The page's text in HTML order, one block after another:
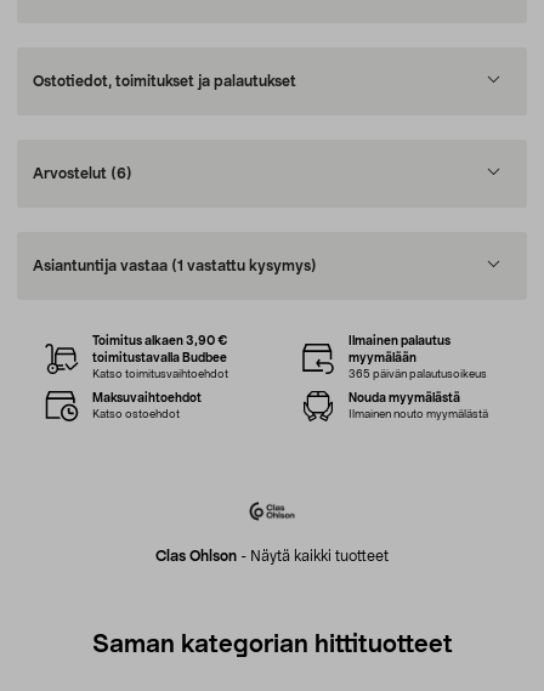
Ostotiedot, toimitukset ja palautukset
Arvostelut (6)
Asiantuntija vastaa (1 vastattu kysymys)
Clas Ohlson - Näytä kaikki tuotteet
Toimitus alkaen 3,90 €
toimitustavalla Budbee
Katso toimitusvaihtoehdot
Ilmainen palautus
myymälään
365 päivän palautusoikeus
Maksuvaihtoehdot
Katso ostoehdot
Nouda myymälästä
Ilmainen nouto myymälästä
Saman kategorian hittituotteet